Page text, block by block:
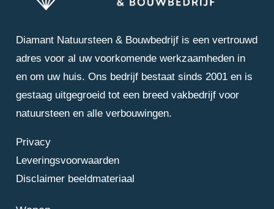
Diamant Natuursteen & Bouwbedrijf is een vertrouwd
adres voor al uw voorkomende werkzaamheden in
en om uw huis. Ons bedrijf bestaat sinds 2001 en is
gestaag uitgegroeid tot een breed vakbedrijf voor
natuursteen en alle verbouwingen.
Privacy
Leveringsvoorwaarden
Disclaimer beeldmateriaal